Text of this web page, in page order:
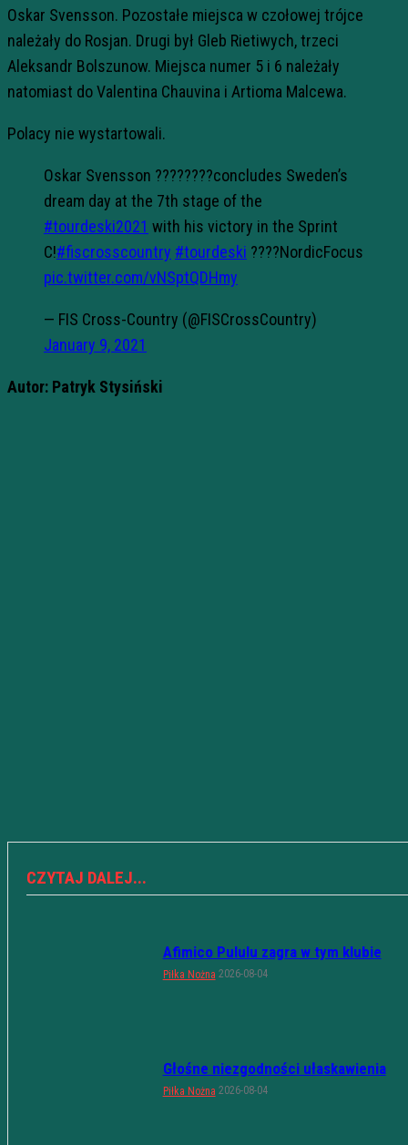
Oskar Svensson. Pozostałe miejsca w czołowej trójce
należały do Rosjan. Drugi był Gleb Rietiwych, trzeci
Aleksandr Bolszunow. Miejsca numer 5 i 6 należały
natomiast do Valentina Chauvina i Artioma Malcewa.
Polacy nie wystartowali.
Oskar Svensson ????????concludes Sweden’s
dream day at the 7th stage of the
#tourdeski2021 with his victory in the Sprint
C!#fiscrosscountry #tourdeski ????NordicFocus
pic.twitter.com/vNSptQDHmy
— FIS Cross-Country (@FISCrossCountry)
January 9, 2021
Autor: Patryk Stysiński
CZYTAJ DALEJ...
Afimico Pululu zagra w tym klubie
Piłka Nożna 2026-08-04
Głośne niezgodności ułaskawienia
Piłka Nożna 2026-08-04